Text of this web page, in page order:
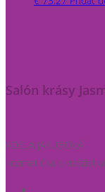
Salón krásy
ADELA JAKUBOVÁ
kozmetička a vizážistka